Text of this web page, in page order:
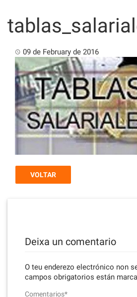
content
09 de February de 2016
VOLTAR
Deixa un comentario
O teu enderezo electrónico non
campos obrigatorios están
Comentarios*